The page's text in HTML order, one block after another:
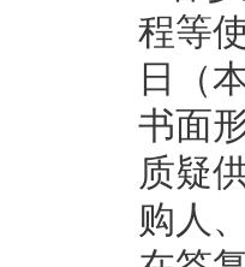
程等
日（
书面
质疑
购人